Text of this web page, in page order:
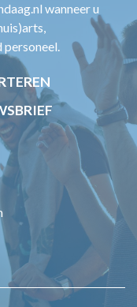
wanneer u
personeel.